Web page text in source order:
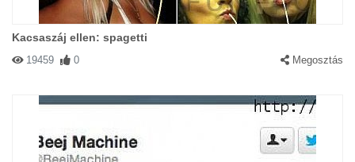
Kacsaszáj ellen: spagetti
19459 0 Megosztás